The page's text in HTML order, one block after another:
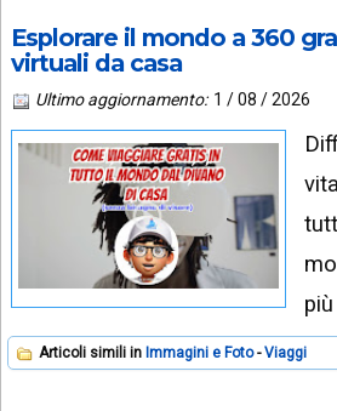
Esplorare il mondo a 360
virtuali da casa
Ultimo aggiornamento: 1 / 08 / 2026
Articoli simili in Immagini e Foto Viaggi